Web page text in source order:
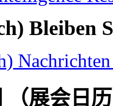
Bleiben
（展会日